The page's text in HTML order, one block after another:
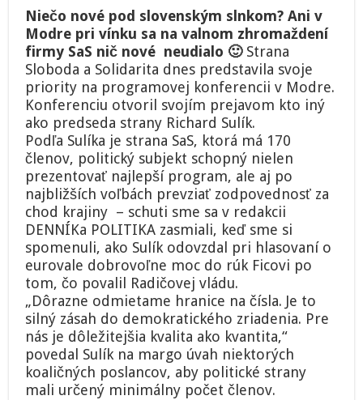
di
tutti
capi
Sulíka
a
ako
je
úspešná
SaS
akciová
spoločnosť?
Niečo nové pod slovenským slnkom? Ani v
Modre pri vínku sa na valnom zhromaždení
firmy SaS nič nové neudialo 🙂Strana
Sloboda a Solidarita dnes predstavila svoje
priority na programovej konferencii v Modre.
Konferenciu otvoril svojím prejavom kto iný
ako predseda strany Richard Sulík.
Podľa Sulíka je strana SaS, ktorá má 170
členov, politický subjekt schopný nielen
prezentovať najlepší program, ale aj po
najbližších voľbách prevziať zodpovednosť za
chod krajiny – schuti sme sa v redakcii
DENNÍKa POLITIKA zasmiali, keď sme si
spomenuli, ako Sulík odovzdal pri hlasovaní o
eurovale dobrovoľne moc do rúk Ficovi po
tom, čo povalil Radičovej vládu.
„Dôrazne odmietame hranice na čísla. Je to
silný zásah do demokratického zriadenia. Pre
nás je dôležitejšia kvalita ako kvantita,“
povedal Sulík na margo úvah niektorých
koaličných poslancov, aby politické strany
mali určený minimálny počet členov.